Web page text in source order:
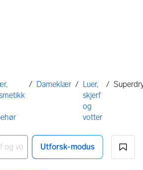
/ Dameklær / Luer,
skjerf
og
votter
/
Utforsk-modus